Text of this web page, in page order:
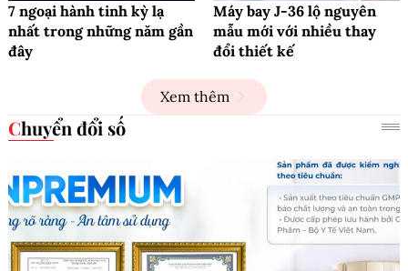
7 ngoại hành tinh kỳ lạ
nhất trong những năm gần
đây
Máy bay J-36 lộ nguyên
mẫu mới với nhiều thay
đổi thiết kế
Xem thêm
Chuyển đổi số